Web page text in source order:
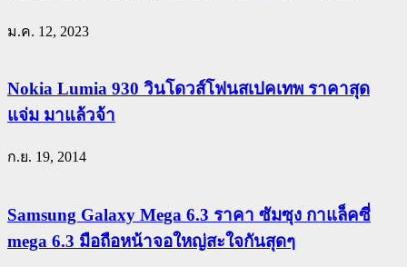
ม.ค. 12, 2023
Nokia Lumia 930 วินโดวส์โฟนสเปคเทพ ราคาสุด
แจ่ม มาแล้วจ้า
ก.ย. 19, 2014
Samsung Galaxy Mega 6.3 ราคา ซัมซุง กาแล็คซี่
mega 6.3 มือถือหน้าจอใหญ่สะใจกันสุดๆ